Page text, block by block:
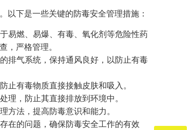
下是一些关键的防毒安全管理措施：
易燃、易爆、有毒、氧化剂等危险性药
严格管理。
排气系统，保持通风良好，以防止有毒
有毒物质直接接触皮肤和吸入。
，防止其直接排放到环境中。
法，提高防毒意识和能力。
在的问题，确保防毒安全工作的有效